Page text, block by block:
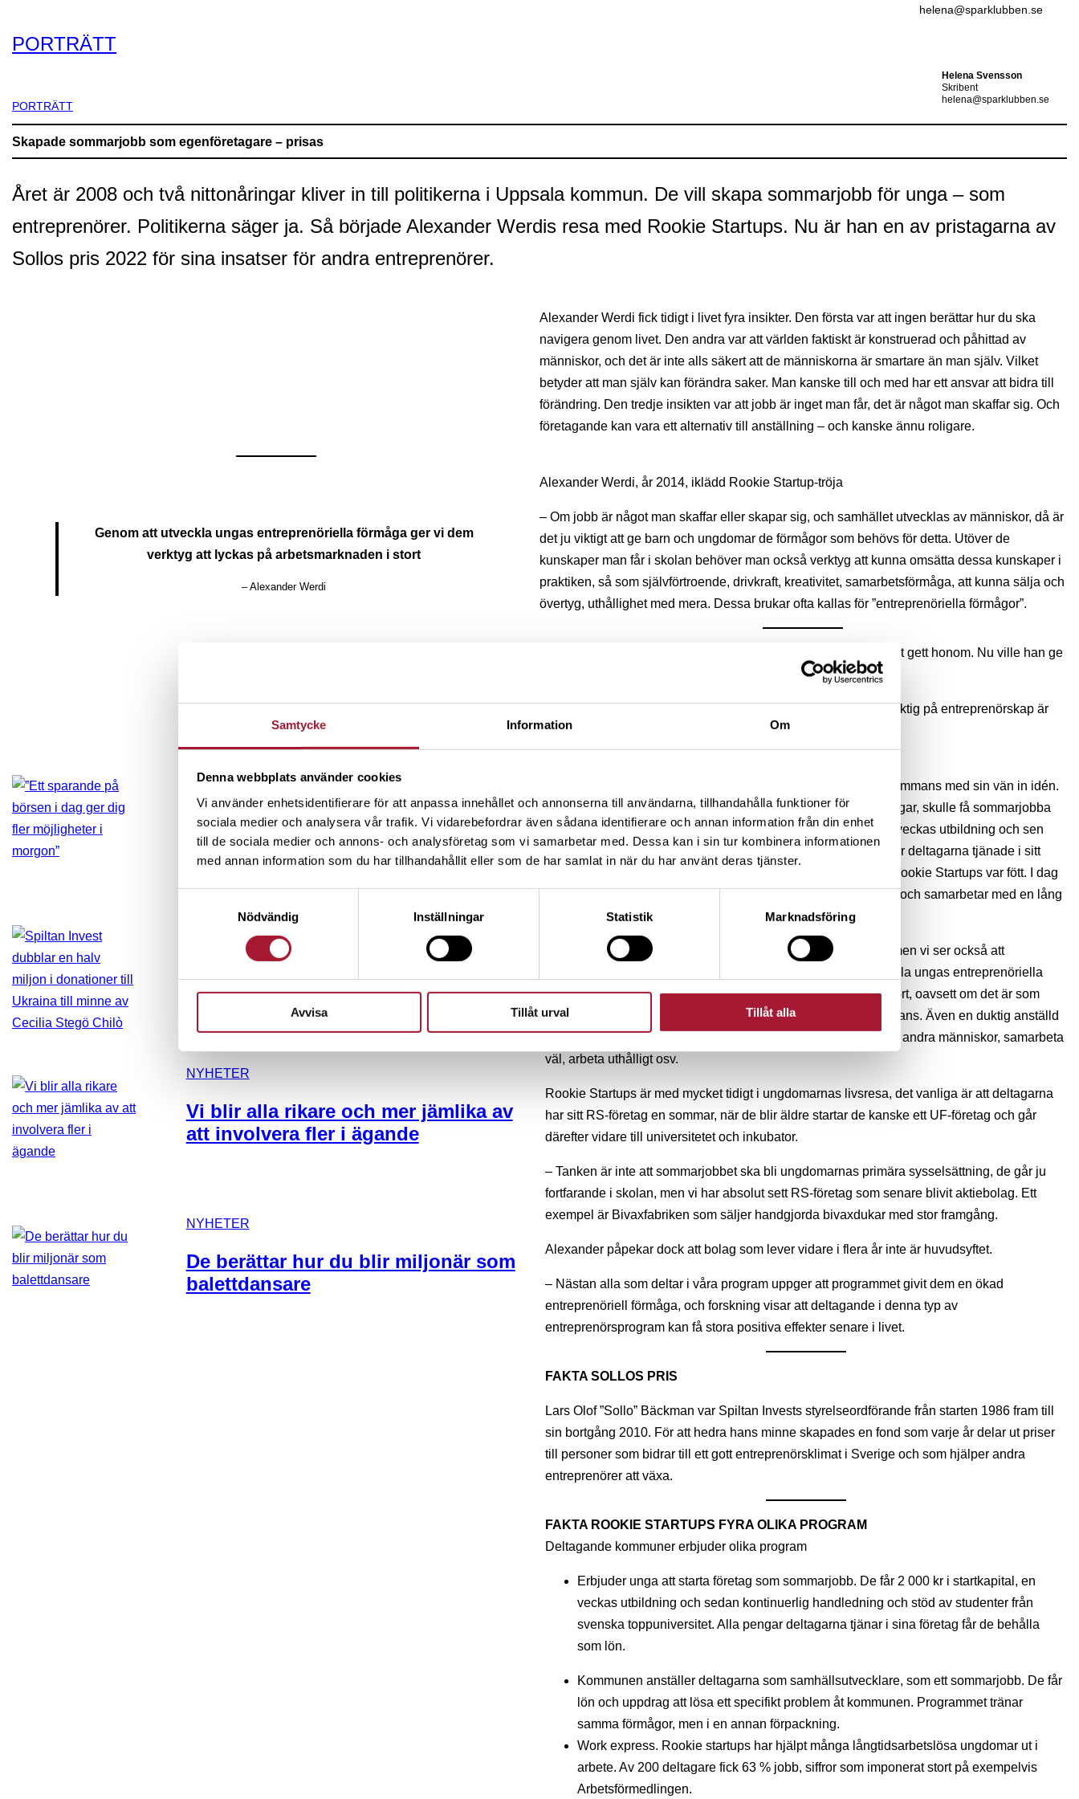
Samtycke Information Om
Denna webbplats använder cookies
Vi använder enhetsidentifierare för att anpassa innehållet och annonserna till användarna, tillhandahålla funktioner för
sociala medier och analysera vår trafik. Vi vidarebefordrar även sådana identifierare och annan information från din enhet
till de sociala medier och annons- och analysföretag som vi samarbetar med. Dessa kan i sin tur kombinera informationen
med annan information som du har tillhandahållit eller som de har samlat in när du har använt deras tjänster.
Nödvändig
Inställningar Statistik Marknadsföring
Avvisa Tillåt urval Tillåt alla
helena@sparklubben.se
PORTRÄTT
PORTRÄTT
Helena Svensson
Skribent
helena@sparklubben.se
Skapade sommarjobb som egenföretagare – prisas
Året är 2008 och två nittonåringar kliver in till politikerna i Uppsala kommun. De vill skapa sommarjobb för unga – som
entreprenörer. Politikerna säger ja. Så började Alexander Werdis resa med Rookie Startups. Nu är han en av pristagarna av
Sollos pris 2022 för sina insatser för andra entreprenörer.
Alexander Werdi fick tidigt i livet fyra insikter. Den första var att ingen berättar hur du ska
navigera genom livet. Den andra var att världen faktiskt är konstruerad och påhittad av
människor, och det är inte alls säkert att de människorna är smartare än man själv. Vilket
betyder att man själv kan förändra saker. Man kanske till och med har ett ansvar att bidra till
förändring. Den tredje insikten var att jobb är inget man får, det är något man skaffar sig. Och
företagande kan vara ett alternativ till anställning – och kanske ännu roligare.
Genom att utveckla ungas entreprenöriella förmåga ger vi dem
verktyg att lyckas på arbetsmarknaden i stort
– Alexander Werdi
Alexander Werdi, år 2014, iklädd Rookie Startup-tröja
– Om jobb är något man skaffar eller skapar sig, och samhället utvecklas av människor, då är
det ju viktigt att ge barn och ungdomar de förmågor som behövs för detta. Utöver de
kunskaper man får i skolan behöver man också verktyg att kunna omsätta dessa kunskaper i
praktiken, så som självförtroende, drivkraft, kreativitet, samarbetsförmåga, att kunna sälja och
övertyg, uthållighet med mera. Dessa brukar ofta kallas för ”entreprenöriella förmågor”.
Alexander hade tidigare drivit UF-företag och sett hur mycket det gett honom. Nu ville han ge
en liknande möjlighet till fler, ännu tidigare i livet.
– Som med det mesta i livet ger övning färdighet. Vill man bli duktig på entreprenörskap är
det därför en fördel börja träna på just detta redan i tidig ålder.
PORTRÄTT
”Ett sparande på börsen i dag ger dig
fler möjligheter i morgon”
NYHETER
Spiltan Invest dubblar en halv miljon
i donationer till Ukraina till minne av
Cecilia Stegö Chilò
NYHETER
Vi blir alla rikare och mer jämlika av
att involvera fler i ägande
NYHETER
De berättar hur du blir miljonär som
balettdansare
Så han bokade möte med politikerna i Uppsala och sålde tillsammans med sin vän in idén.
De ville starta ett program som gjorde att unga, 15- och 16-åringar, skulle få sommarjobba
som egenföretagare. Varje deltagare skulle få 2 000 kr var, en veckas utbildning och sen
dagligt stöd och handledning i ytterligare tre veckor. Alla pengar deltagarna tjänade i sitt
företag skulle de få behålla som lön. Kommunen sade ja och Rookie Startups var fött. I dag
har de utbildat runt 10 000 unga entreprenörer runt om i landet och samarbetar med en lång
rad kommuner.
– Att skapa fler företag och nya jobb är fortsatt ett viktigt syfte, men vi ser också att
programmen fyller en bredare funktion än så. Genom att utveckla ungas entreprenöriella
förmåga ger vi dem verktyg att lyckas på arbetsmarknaden i stort, oavsett om det är som
entreprenör i sitt eget företag eller som intraprenör i någon annans. Även en duktig anställd
behöver ju ha förmågan att omsätta idéer till praktik, få med sig andra människor, samarbeta
väl, arbeta uthålligt osv.
Rookie Startups är med mycket tidigt i ungdomarnas livsresa, det vanliga är att deltagarna
har sitt RS-företag en sommar, när de blir äldre startar de kanske ett UF-företag och går
därefter vidare till universitetet och inkubator.
– Tanken är inte att sommarjobbet ska bli ungdomarnas primära sysselsättning, de går ju
fortfarande i skolan, men vi har absolut sett RS-företag som senare blivit aktiebolag. Ett
exempel är Bivaxfabriken som säljer handgjorda bivaxdukar med stor framgång.
Alexander påpekar dock att bolag som lever vidare i flera år inte är huvudsyftet.
– Nästan alla som deltar i våra program uppger att programmet givit dem en ökad
entreprenöriell förmåga, och forskning visar att deltagande i denna typ av
entreprenörsprogram kan få stora positiva effekter senare i livet.
FAKTA SOLLOS PRIS
Lars Olof ”Sollo” Bäckman var Spiltan Invests styrelseordförande från starten 1986 fram till
sin bortgång 2010. För att hedra hans minne skapades en fond som varje år delar ut priser
till personer som bidrar till ett gott entreprenörsklimat i Sverige och som hjälper andra
entreprenörer att växa.
FAKTA ROOKIE STARTUPS FYRA OLIKA PROGRAM
Deltagande kommuner erbjuder olika program
Erbjuder unga att starta företag som sommarjobb. De får 2 000 kr i startkapital, en
veckas utbildning och sedan kontinuerlig handledning och stöd av studenter från
svenska toppuniversitet. Alla pengar deltagarna tjänar i sina företag får de behålla
som lön.
Kommunen anställer deltagarna som samhällsutvecklare, som ett sommarjobb. De får
lön och uppdrag att lösa ett specifikt problem åt kommunen. Programmet tränar
samma förmågor, men i en annan förpackning.
Work express. Rookie startups har hjälpt många långtidsarbetslösa ungdomar ut i
arbete. Av 200 deltagare fick 63 % jobb, siffror som imponerat stort på exempelvis
Arbetsförmedlingen.